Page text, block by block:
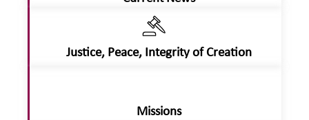
Justice, Peace, Integrity of Creation
Missions